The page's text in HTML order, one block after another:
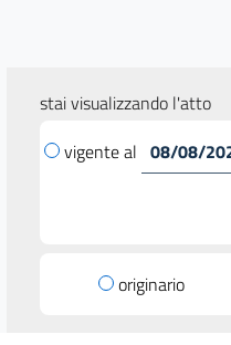
stai visualizzando l'atto
vigente al
originario